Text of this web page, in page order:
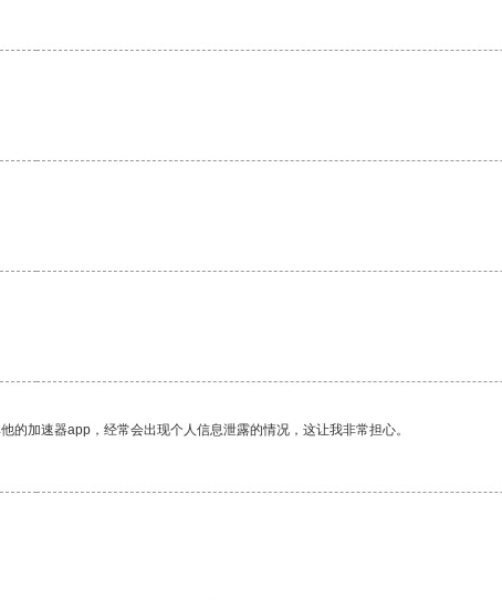
加速器app，经常会出现个人信息泄露的情况，这让我非常担心。